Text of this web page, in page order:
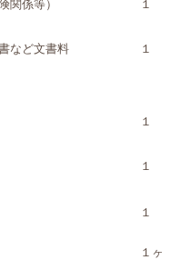
保険関係等） １
書など文書料 １
書 １
書 １
険診断書 １
グ １ヶ